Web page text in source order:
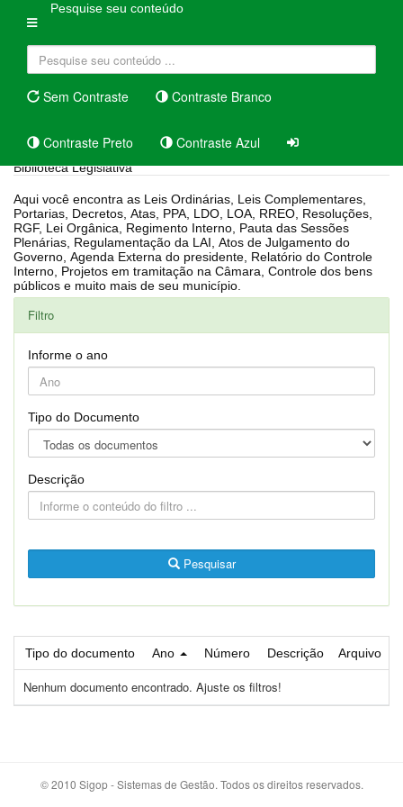
Pesquise seu conteúdo
Sem Contraste Contraste Branco
Contraste Preto Contraste Azul
Biblioteca Legislativa
Aqui você encontra as Leis Ordinárias, Leis Complementares,
Portarias, Decretos, Atas, PPA, LDO, LOA, RREO, Resoluções,
RGF, Lei Orgânica, Regimento Interno, Pauta das Sessões
Plenárias, Regulamentação da LAI, Atos de Julgamento do
Governo, Agenda Externa do presidente, Relatório do Controle
Interno, Projetos em tramitação na Câmara, Controle dos bens
públicos e muito mais de seu município.
Filtro
Informe o ano
Tipo do Documento
Descrição
Pesquisar
Tipo do documento Ano Número Descrição Arquivo
Nenhum documento encontrado. Ajuste os filtros!
© 2010 Sigop - Sistemas de Gestão. Todos os direitos reservados.